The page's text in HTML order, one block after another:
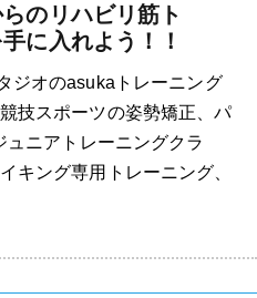
のリハビリ筋ト
に入れよう！！
ジオのasukaトレーニング
技スポーツの姿勢矯正、パ
ニアトレーニングクラ
キング専用トレーニング、